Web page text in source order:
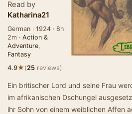
Read by
Katharina21
German · 1924 · 8h
2m · Action &
Adventure,
Fantasy
4.9★(25 reviews)
Ein britischer Lord und seine Frau
im afrikanischen Dschungel
ihr Sohn von einem weiblichen Affen